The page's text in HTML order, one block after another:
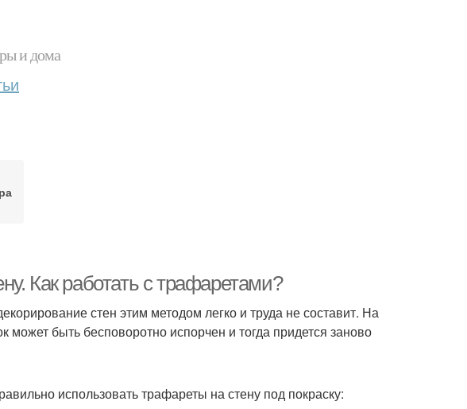
и дома
Как работать с трафаретами?
стен этим методом легко и труда не составит. На
может быть бесповоротно испорчен и тогда придется заново
использовать трафареты на стену под покраску: